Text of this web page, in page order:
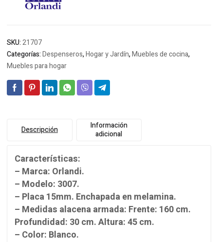
SKU:21707
Categorías:Despenseros,Hogar y Jardín,Muebles de cocina,
Muebles para hogar
Descripción
Información
adicional
Características:
– Marca: Orlandi.
– Modelo: 3007.
– Placa 15mm. Enchapada en melamina.
– Medidas alacena armada: Frente: 160 cm.
Profundidad: 30 cm. Altura: 45 cm.
– Color: Blanco.